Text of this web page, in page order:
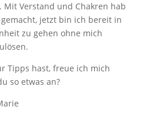
Mit Verstand und Chakren hab
jetzt bin ich bereit in
zu gehen ohne mich
Tipps hast, freue ich mich
so etwas an?